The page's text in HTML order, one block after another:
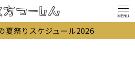
MENU
夏祭りスケジュール2026